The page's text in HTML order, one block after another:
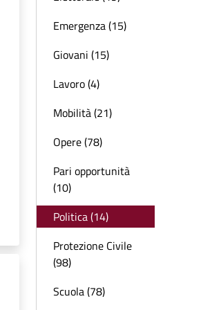
Emergenza (15)
Giovani (15)
Lavoro (4)
Mobilità (21)
Opere (78)
Pari opportunità
(10)
Politica (14)
Protezione Civile
(98)
Scuola (78)